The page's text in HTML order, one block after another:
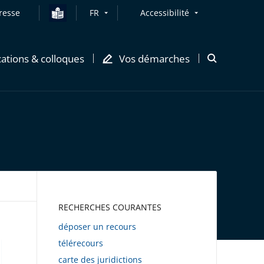
FR Accessibilité
& colloques Vos démarches
Ouvrir
RECHERCHES COURANTES
déposer un recours
télérecours
carte des juridictions